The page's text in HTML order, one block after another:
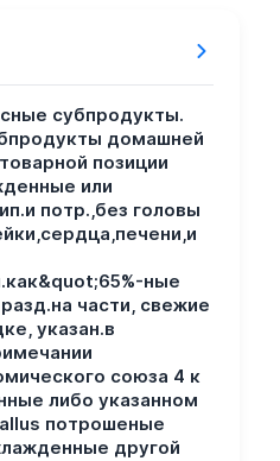
субпродукты.
домашней
позиции
или
потр.,без головы
ные
части, свежие
указан.в
союза 4 к
либо указанном
потрошеные
другой